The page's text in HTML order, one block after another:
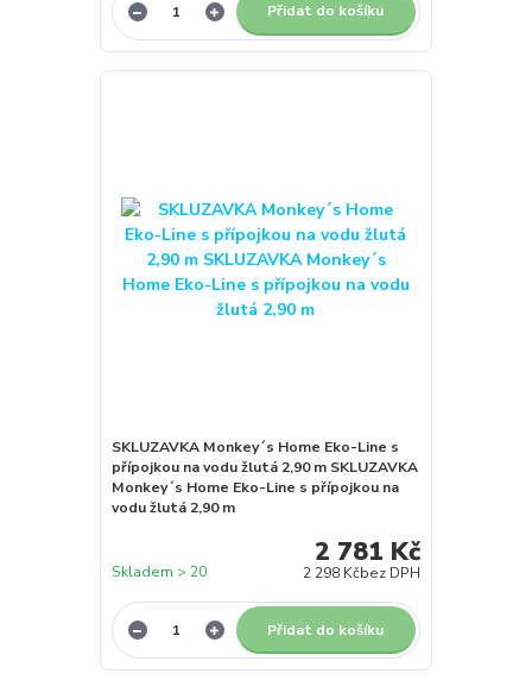
Přidat do košíku
SKLUZAVKA Monkey´s Home Eko-Line s
přípojkou na vodu žlutá 2,90 m SKLUZAVKA
Monkey´s Home Eko-Line s přípojkou na
vodu žlutá 2,90 m
2 781 Kč
2 298 Kčbez DPH
Skladem > 20
Přidat do košíku